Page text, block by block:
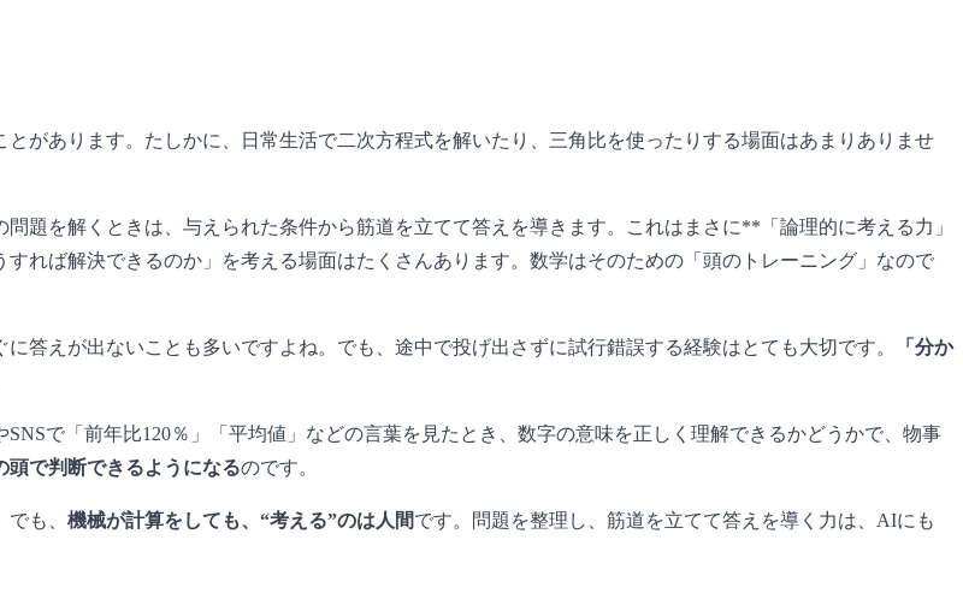
があります。たしかに、日常生活で二次方程式を解いたり、三角比を使ったりする場面はあまりありませ
問題を解くときは、与えられた条件から筋道を立てて答えを導きます。これはまさに**「論理的に考える力」
れば解決できるのか」を考える場面はたくさんあります。数学はそのための「頭のトレーニング」なので
答えが出ないことも多いですよね。でも、途中で投げ出さずに試行錯誤する経験はとても大切です。
「分か
で「前年比120％」「平均値」などの言葉を見たとき、数字の意味を正しく理解できるかどうかで、物事
頭で判断できるようになるのです。
も、 機械が計算をしても、“考える”のは人間です。問題を整理し、筋道を立てて答えを導く力は、AIにも